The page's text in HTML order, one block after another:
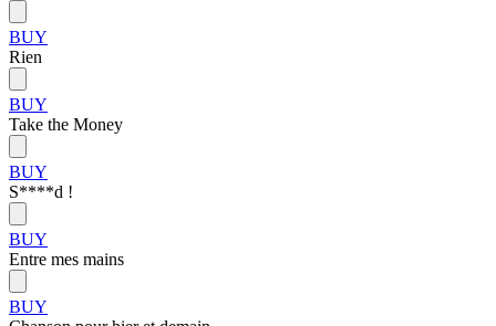
BUY
Rien
BUY
Take the Money
BUY
S****d !
BUY
Entre mes mains
BUY